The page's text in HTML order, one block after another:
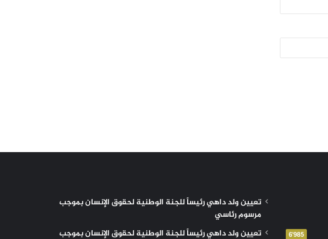
6٬985
تعيين ولد داهي رئيساً للجنة الوطنية لحقوق الإنسان بموجب
مرسوم رئاسي
تعيين ولد داهي رئيساً للجنة الوطنية لحقوق الإنسان بموجب